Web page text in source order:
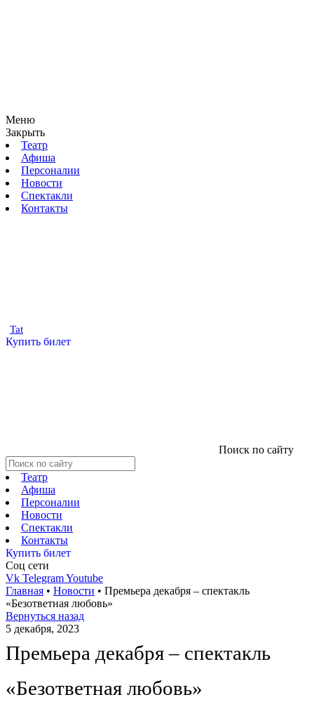
Меню
Закрыть
Театр
Афиша
Персоналии
Новости
Спектакли
Контакты
Tat
Купить билет
Поиск по сайту
Театр
Афиша
Персоналии
Новости
Спектакли
Контакты
Купить билет
Соц cети
Vk TelegramYoutube
Главная • Новости • Премьера декабря – спектакль
«Безответная любовь»
Вернуться назад
5 декабря, 2023
Премьера декабря – спектакль
«Безответная любовь»